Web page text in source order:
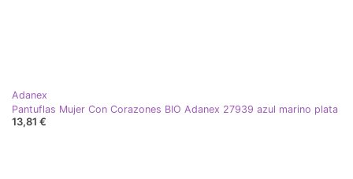
Adanex
Pantuflas Mujer Con Corazones BIO Adanex 27939 azul marino plata
13,81 €